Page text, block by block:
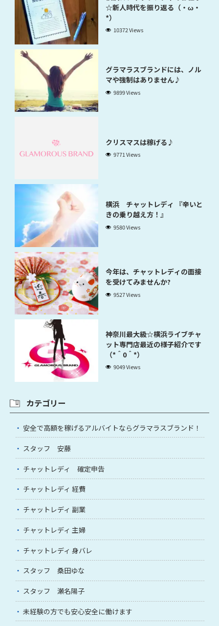
☆新人時代を振り返る（・ω・
*）
10372 Views
グラマラスブランドには、ノル
マや強制はありません♪
9899 Views
クリスマスは稼げる♪
9771 Views
横浜 チャットレディ 『辛いと
きの乗り越え方！』
9580 Views
今年は、チャットレディの面接
を受けてみませんか?
9527 Views
神奈川最大級☆横浜ライブチャ
ット専門店最近の様子紹介です
（*＾0＾*）
9049 Views
カテゴリー
安全で高額を稼げるアルバイトならグラマラスブランド！
スタッフ 安藤
チャットレディ 確定申告
チャットレディ 経費
チャットレディ 副業
チャットレディ 主婦
チャットレディ 身バレ
スタッフ 桑田ゆな
スタッフ 瀬名陽子
未経験の方でも安心安全に働けます